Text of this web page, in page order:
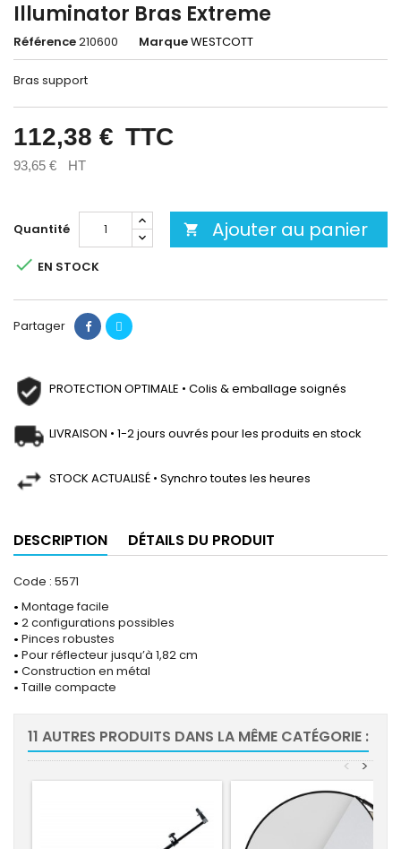
Illuminator Bras Extreme
Référence210600 MarqueWESTCOTT
Bras support
112,38 € TTC
93,65 € HT
Quantité  Ajouter au panier
 EN STOCK
Partager
PROTECTION OPTIMALE • Colis & emballage soignés
LIVRAISON • 1-2 jours ouvrés pour les produits en stock
STOCK ACTUALISÉ • Synchro toutes les heures
DESCRIPTION DÉTAILS DU PRODUIT
Code : 5571
• Montage facile
• 2 configurations possibles
• Pinces robustes
• Pour réflecteur jusqu’à 1,82 cm
• Construction en métal
• Taille compacte
11 AUTRES PRODUITS DANS LA MÊME CATÉGORIE :
>
<